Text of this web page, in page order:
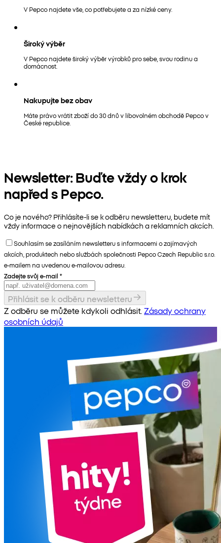
V Pepco najdete vše, co potřebujete a za nízké ceny.
Široký výběr
V Pepco najdete široký výběr výrobků pro sebe, svou rodinu a
domácnost.
Nakupujte bez obav
Máte právo vrátit zboží do 30 dnů v libovolném obchodě Pepco v
České republice.
Newsletter: Buďte vždy o krok
napřed s Pepco.
Co je nového? Přihlásíte-li se k odběru newsletteru, budete mít
vždy informace o nejnovějších nabídkách a reklamních akcích.
Souhlasím se zasíláním newsletteru s informacemi o zajímavých
akcích, produktech nebo službách společnosti Pepco Czech Republic s.r.o.
e-mailem na uvedenou e-mailovou adresu.
Zadejte svůj e-mail *
Přihlásit se k odběru newsletteru
Z odběru se můžete kdykoli odhlásit. Zásady ochrany
osobních údajů